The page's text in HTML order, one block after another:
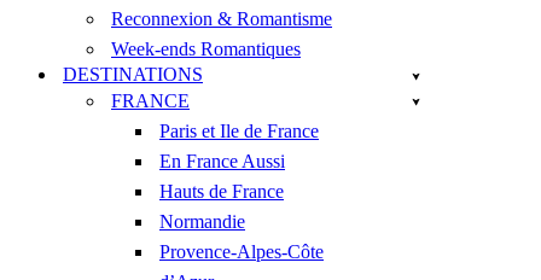
Reconnexion & Romantisme
Week-ends Romantiques
DESTINATIONS
FRANCE
Paris et Ile de France
En France Aussi
Hauts de France
Normandie
Provence-Alpes-Côte